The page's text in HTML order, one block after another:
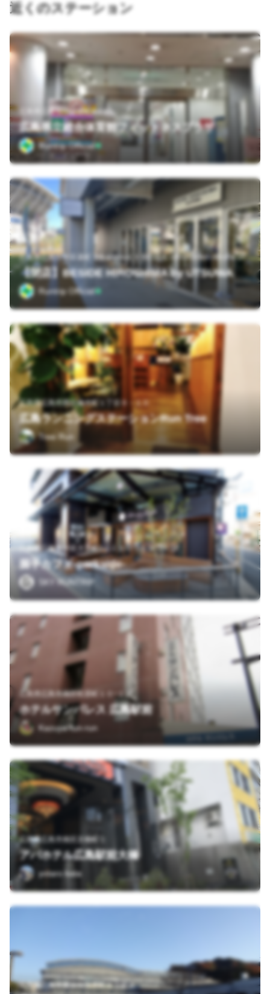
近くのステーション
広島県広島市中区基町4-1 B1
広島県立総合体育館フィットネスプラザ
Runtrip Official
広島県広島市中区基町１５&minus;３ BESIDE HIROSHIMA HiroPa 1F
【閉店】BESIDE HIROSHIMA by UTSUWA
Runtrip Official
広島県広島市西区楠木町１丁目９－１０
広島ランニングステーションRun Tree
Tree Run
広島県広島市中区大手町1-2-1 おりづるタワー 1F
握手カフェ-parkside-
SKY RUNTRIP
広島県広島市南区松原町１０−１２
ホテルサンパレス 広島駅前
Kazuya-fun-run
広島県広島市南区京橋町２
アパホテル広島駅前大橋
yotaro kata
広島県広島市東区牛田本町６丁目３